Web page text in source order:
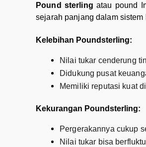
Pound sterling atau pound
sejarah panjang dalam
Kelebihan Poundsterling:
Nilai tukar cenderung
Didukung pusat
Memiliki reputasi kuat
Kekurangan Poundsterling:
Pergerakannya cukup
Nilai tukar bisa